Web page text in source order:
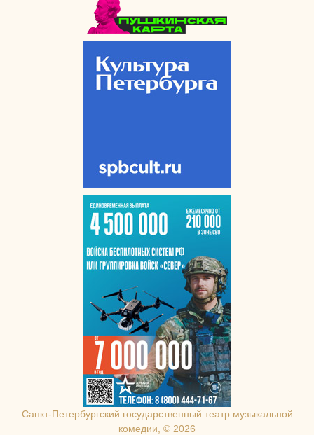
Санкт-Петербургcкий государственный театр музыкальной
комедии, © 2026